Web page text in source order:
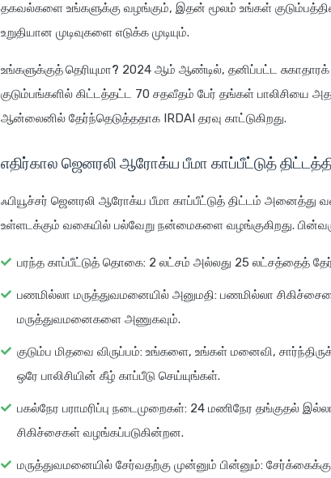
தகவல்களை உங்களுக்கு வழங்கும், இதன் மூலம் உங்கள் குடும்பத்தின்
உறுதியான முடிவுகளை எடுக்க முடியும்.
உங்களுக்குத் தெரியுமா? 2024 ஆம் ஆண்டில், தனிப்பட்ட
குடும்பங்களில் கிட்டத்தட்ட 70 சதவீதம் பேர் தங்கள் பாலிசியை
ஆன்லைனில் தேர்ந்தெடுத்ததாக IRDAI தரவு காட்டுகிறது.
எதிர்கால ஜெனரலி ஆரோக்ய பீமா காப்பீட்டுத்
ஃபியூச்சர் ஜெனரலி ஆரோக்ய பீமா காப்பீட்டுத் திட்டம்
உள்ளடக்கும் வகையில் பல்வேறு நன்மைகளை வழங்குகிறது.
பரந்த காப்பீட்டுத் தொகை: 2 லட்சம் அல்லது 25 லட்சத்தைத்
பணமில்லா மருத்துவமனையில் அனுமதி: பணமில்லா
மருத்துவமனைகளை அணுகவும்.
குடும்ப மிதவை விருப்பம்: உங்களை, உங்கள் மனைவி,
ஒரே பாலிசியின் கீழ் காப்பீடு செய்யுங்கள்.
பகல்நேர பராமரிப்பு நடைமுறைகள்: 24 மணிநேர தங்குதல்
சிகிச்சைகள் வழங்கப்படுகின்றன.
மருத்துவமனையில் சேர்வதற்கு முன்னும் பின்னும்: சேர்க்கைக்கு